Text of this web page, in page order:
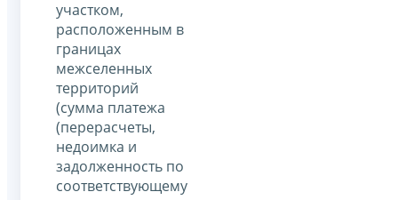
участком,
расположенным в
границах
межселенных
территорий
(сумма платежа
(перерасчеты,
недоимка и
задолженность по
соответствующему